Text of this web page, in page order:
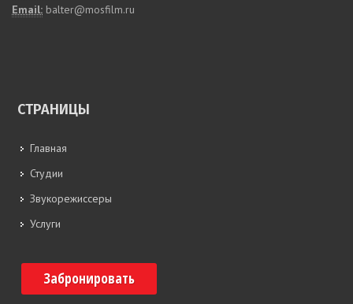
Email: balter@mosfilm.ru
СТРАНИЦЫ
Главная
Студии
Звукорежиссеры
Услуги
Забронировать